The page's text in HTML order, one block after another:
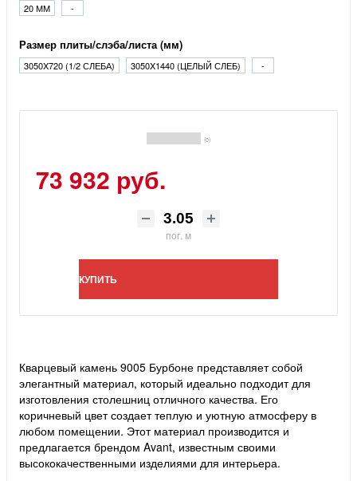
20 ММ -
Размер плиты/слэба/листа (мм)
3050X720 (1/2 СЛЕБА) 3050X1440 (ЦЕЛЫЙ СЛЕБ) -
(0)
73 932 руб.
пог. м
КУПИТЬ
Кварцевый камень 9005 Бурбоне представляет собой
элегантный материал, который идеально подходит для
изготовления столешниц отличного качества. Его
коричневый цвет создает теплую и уютную атмосферу в
любом помещении. Этот материал производится и
предлагается брендом Avant, известным своими
высококачественными изделиями для интерьера.